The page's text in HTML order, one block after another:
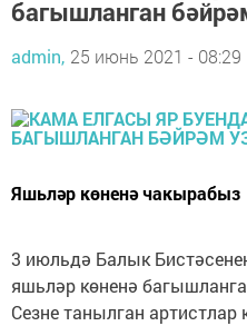
багышланган
admin, 25 июнь 2021 - 08:29
Яшьләр көненә чакырабыз
3 июльдә Балык
яшьләр көненә
Сезне танылган